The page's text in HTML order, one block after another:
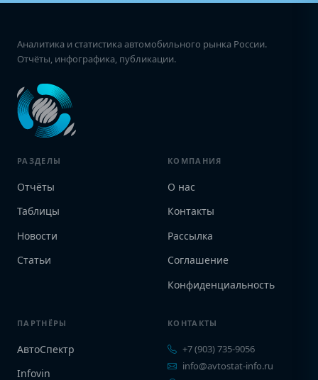
Аналитика и статистика автомобильного рынка России.
Отчёты, инфографика, публикации.
РАЗДЕЛЫ
Отчёты
Таблицы
Новости
Статьи
КОМПАНИЯ
О нас
Контакты
Рассылка
Соглашение
Конфиденциальность
ПАРТНЁРЫ
АвтоСпектр
Infovin
КОНТАКТЫ
+7 (903) 735-9056
info@avtostat-info.ru